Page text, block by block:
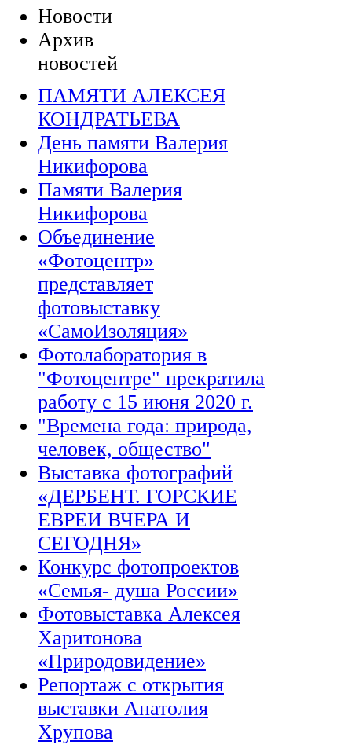
Новости
Архив
новостей
ПАМЯТИ АЛЕКСЕЯ
КОНДРАТЬЕВА
День памяти Валерия
Никифорова
Памяти Валерия
Никифорова
Объединение
«Фотоцентр»
представляет
фотовыставку
«СамоИзоляция»
Фотолаборатория в
"Фотоцентре" прекратила
работу с 15 июня 2020 г.
"Времена года: природа,
человек, общество"
Выставка фотографий
«ДЕРБЕНТ. ГОРСКИЕ
ЕВРЕИ ВЧЕРА И
СЕГОДНЯ»
Конкурс фотопроектов
«Семья- душа России»
Фотовыставка Алексея
Харитонова
«Природовидение»
Репортаж с открытия
выставки Анатолия
Хрупова